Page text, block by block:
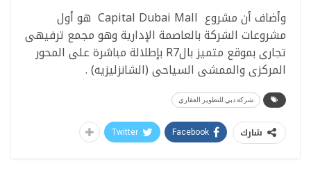
وأضاف أن مشروع Capital Dubai Mall هو أول
مشروعات الشركة بالعاصمة الإدارية وهو مجمع ترفيهى
تجارى بموقع متميز بالR7 بإطلالة مباشرة على المحور
المركزى والممشى السياحى (الشانزليزيه) .
شركة دبي للتطوير العقاري
شارك Facebook
Twitter